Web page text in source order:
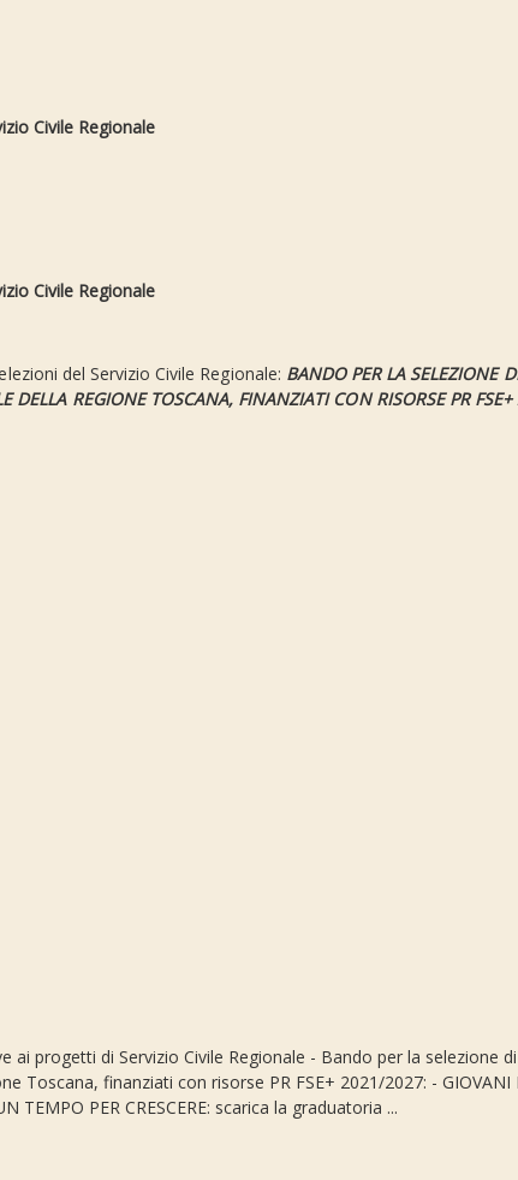
Civile Regionale
Civile Regionale
del Servizio Civile Regionale: BANDO PER LA SELEZIONE
DELLA REGIONE TOSCANA, FINANZIATI CON RISORSEPR
ai progetti di Servizio Civile Regionale - Bando per la selezione
Toscana, finanziati con risorse PR FSE+ 2021/2027: - GIOVANI
TEMPO PER CRESCERE: scarica la graduatoria ...